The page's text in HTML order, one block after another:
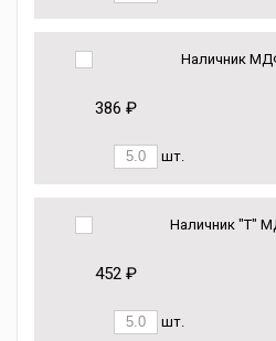
Наличник
386 ₽
шт.
Наличник "Т"
452 ₽
шт.